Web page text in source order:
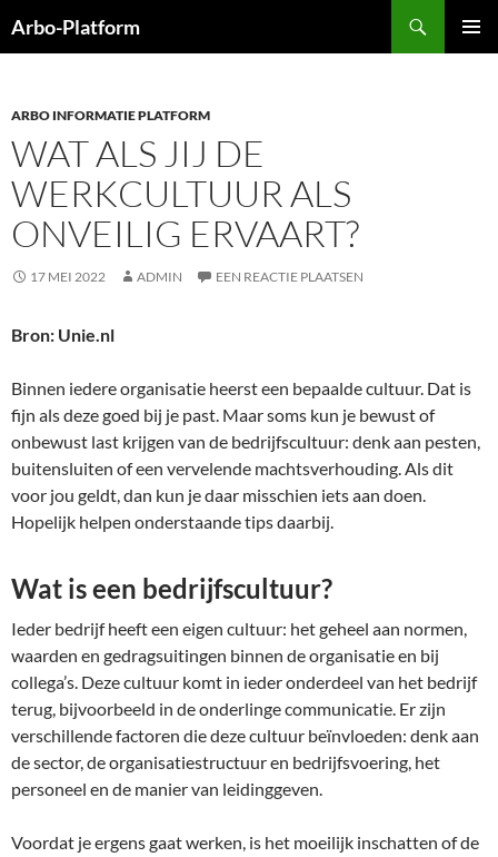
naar
Arbo-Platform
ARBO INFORMATIE PLATFORM
WAT ALS JIJ DE
WERKCULTUUR ALS
ONVEILIG ERVAART?
17 MEI 2022 ADMIN EEN REACTIE PLAATSEN
Bron: Unie.nl
Binnen iedere organisatie heerst een bepaalde cultuur. Dat is
fijn als deze goed bij je past. Maar soms kun je bewust of
onbewust last krijgen van de bedrijfscultuur: denk aan pesten,
buitensluiten of een vervelende machtsverhouding. Als dit
voor jou geldt, dan kun je daar misschien iets aan doen.
Hopelijk helpen onderstaande tips daarbij.
Wat is een bedrijfscultuur?
Ieder bedrijf heeft een eigen cultuur: het geheel aan normen,
waarden en gedragsuitingen binnen de organisatie en bij
collega’s. Deze cultuur komt in ieder onderdeel van het bedrijf
terug, bijvoorbeeld in de onderlinge communicatie. Er zijn
verschillende factoren die deze cultuur beïnvloeden: denk aan
de sector, de organisatiestructuur en bedrijfsvoering, het
personeel en de manier van leidinggeven.
Voordat je ergens gaat werken, is het moeilijk inschatten of de